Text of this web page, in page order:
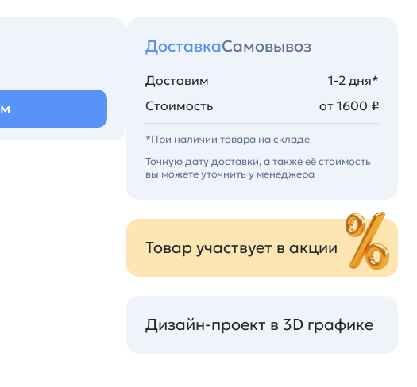
ДоставкаСамовывоз
Доставим
1-2 дня*
Стоимость
от 1600 ₽
*При наличии товара на складе
Точную дату доставки, а также её стоимость
вы можете уточнить у менеджера
Товар участвует в акции
Дизайн-проект в 3D графике